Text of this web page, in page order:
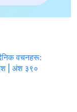
वचनहरू:
| अंश ३९०